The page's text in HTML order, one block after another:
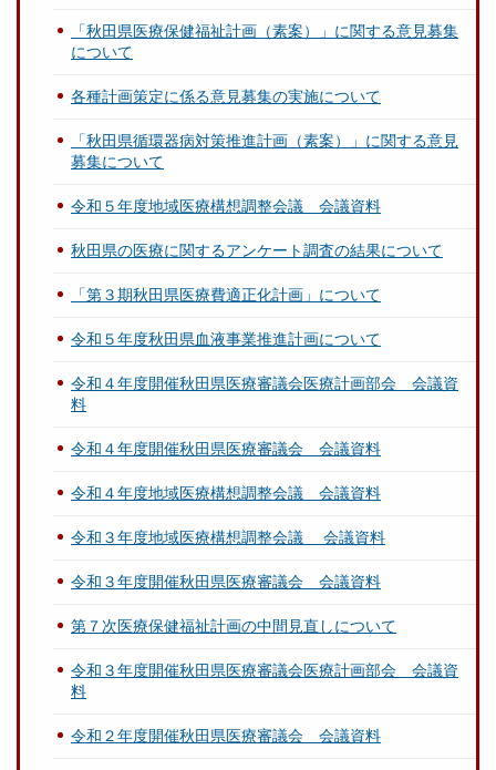
「秋田県医療保健福祉計画（素案）」に関する意見募集
について
各種計画策定に係る意見募集の実施について
「秋田県循環器病対策推進計画（素案）」に関する意見
募集について
令和５年度地域医療構想調整会議 会議資料
秋田県の医療に関するアンケート調査の結果について
「第３期秋田県医療費適正化計画」について
令和５年度秋田県血液事業推進計画について
令和４年度開催秋田県医療審議会医療計画部会 会議資
料
令和４年度開催秋田県医療審議会 会議資料
令和４年度地域医療構想調整会議 会議資料
令和３年度地域医療構想調整会議 会議資料
令和３年度開催秋田県医療審議会 会議資料
第７次医療保健福祉計画の中間見直しについて
令和３年度開催秋田県医療審議会医療計画部会 会議資
料
令和２年度開催秋田県医療審議会 会議資料